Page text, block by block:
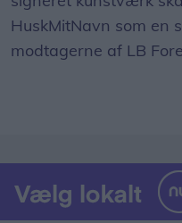
HuskMitNavn som en
modtagerne af LB